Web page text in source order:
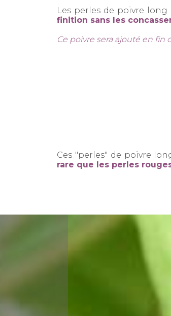
Les perles de poivre
finition sans les
Ce poivre sera ajouté en fin
Ces "perles" de poivre
rare que les perles